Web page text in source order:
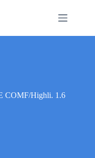
COMF/Highli. 1.6